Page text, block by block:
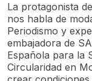
La protagonista
nos habla de
Periodismo y
embajadora de
Española para la
Circularidad en